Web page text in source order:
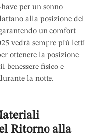
per un sonno
alla posizione del
un comfort
vedrà sempre più letti
ottenere la posizione
benessere fisico e
la notte.
Ritorno alla